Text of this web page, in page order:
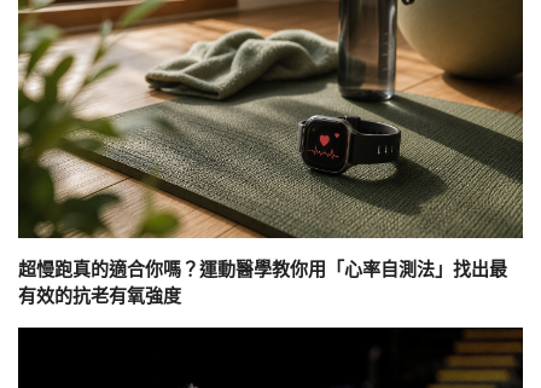
超慢跑真的適合你嗎？運動醫學教你用「心率自測法」找出最
有效的抗老有氧強度